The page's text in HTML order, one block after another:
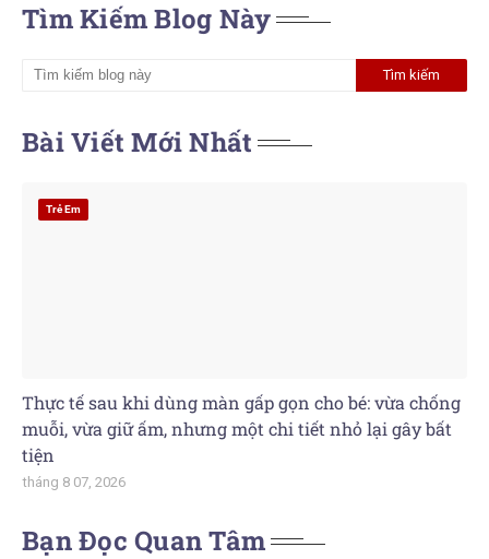
Tìm Kiếm Blog Này
Bài Viết Mới Nhất
Trẻ Em
Thực tế sau khi dùng màn gấp gọn cho bé: vừa chống
muỗi, vừa giữ ấm, nhưng một chi tiết nhỏ lại gây bất
tiện
tháng 8 07, 2026
Bạn Đọc Quan Tâm